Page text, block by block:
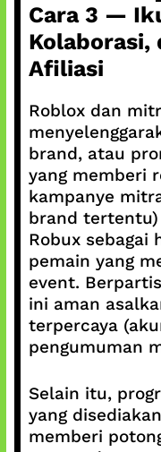
Cara 3 —
Kolaborasi,
Afiliasi
Roblox dan
brand, atau
yang memberi
kampanye
brand tertentu)
Robux sebagai
pemain yang
event.
ini aman
terpercaya
pengumuman
Selain itu,
yang
memberi